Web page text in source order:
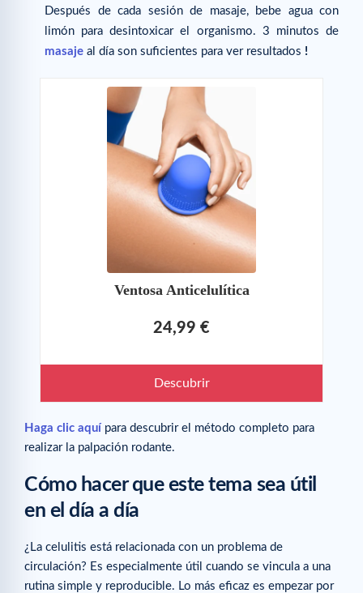
Después de cada sesión de masaje, bebe agua con
limón para desintoxicar el organismo. 3 minutos de
masaje al día son suficientes para ver resultados !
Ventosa Anticelulítica
24,99 €
Descubrir
Haga clic aquí para descubrir el método completo para
realizar la palpación rodante.
Cómo hacer que este tema sea útil
en el día a día
¿La celulitis está relacionada con un problema de
circulación? Es especialmente útil cuando se vincula a una
rutina simple y reproducible. Lo más eficaz es empezar por